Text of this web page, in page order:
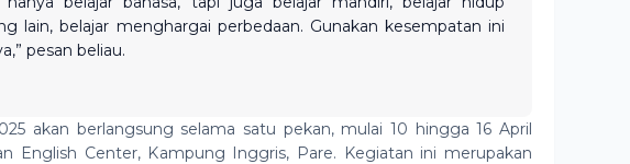
lain, belajar menghargai perbedaan. Gunakan kesempatan ini
pesan beliau.
akan berlangsung selama satu pekan, mulai 10 hingga 16 April
English Center, Kampung Inggris, Pare. Kegiatan ini merupakan